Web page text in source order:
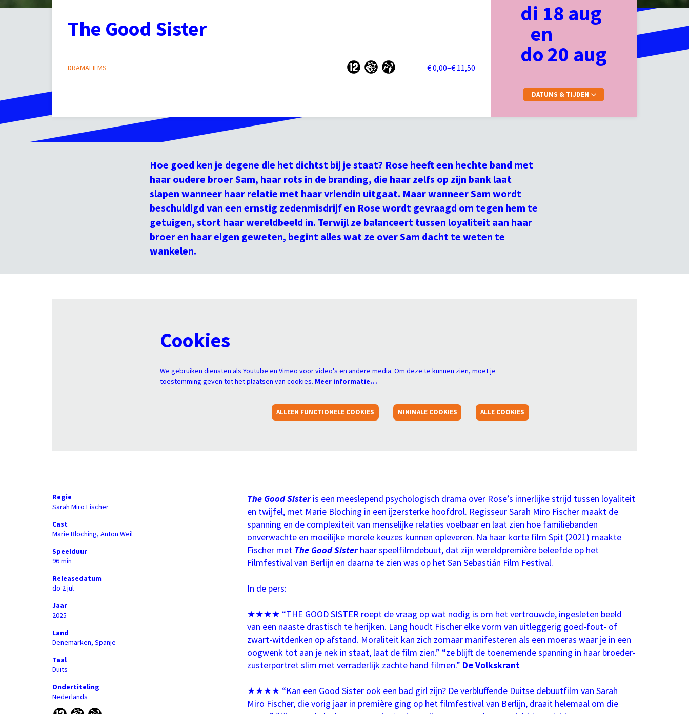
The Good Sister
DRAMAFILMS € 0,00–€ 11,50
di 18 aug
en
do 20 aug
DATUMS & TIJDEN
Hoe goed ken je degene die het dichtst bij je staat? Rose heeft een hechte band met
haar oudere broer Sam, haar rots in de branding, die haar zelfs op zijn bank laat
slapen wanneer haar relatie met haar vriendin uitgaat. Maar wanneer Sam wordt
beschuldigd van een ernstig zedenmisdrijf en Rose wordt gevraagd om tegen hem te
getuigen, stort haar wereldbeeld in. Terwijl ze balanceert tussen loyaliteit aan haar
broer en haar eigen geweten, begint alles wat ze over Sam dacht te weten te
wankelen.
Cookies
We gebruiken diensten als Youtube en Vimeo voor video's en andere media. Om deze te kunnen zien, moet je
toestemming geven tot het plaatsen van cookies. Meer informatie…
ALLEEN FUNCTIONELE COOKIES MINIMALE COOKIES ALLE COOKIES
The Good Sisteris een meeslepend psychologisch drama over Rose’s innerlijke strijd tussen loyaliteit
en twijfel, met Marie Bloching in een ijzersterke hoofdrol. Regisseur Sarah Miro Fischer maakt de
spanning en de complexiteit van menselijke relaties voelbaar en laat zien hoe familiebanden
onverwachte en moeilijke morele keuzes kunnen opleveren. Na haar korte film Spit (2021) maakte
Fischer met The Good Sisterhaar speelfilmdebuut, dat zijn wereldpremière beleefde op het
Filmfestival van Berlijn en daarna te zien was op het San Sebastián Film Festival.
In de pers:
★★★★ “THE GOOD SISTER roept de vraag op wat nodig is om het vertrouwde, ingesleten beeld
van een naaste drastisch te herijken. Lang houdt Fischer elke vorm van uitleggerig goed-fout- of
zwart-witdenken op afstand. Moraliteit kan zich zomaar manifesteren als een moeras waar je in een
oogwenk tot aan je nek in staat, laat de film zien.” “ze blijft de toenemende spanning in haar broeder-
zusterportret slim met verraderlijk zachte hand filmen.” De Volkskrant
★★★★ “Kan een Good Sister ook een bad girl zijn? De verbluffende Duitse debuutfilm van Sarah
Miro Fischer, die vorig jaar in première ging op het filmfestival van Berlijn, draait helemaal om die
Regie
Sarah Miro Fischer
Cast
Marie Bloching, Anton Weil
Speelduur
96 min
Releasedatum
do 2 jul
Jaar
2025
Land
Denemarken, Spanje
Taal
Duits
Ondertiteling
Nederlands
Inzoomen